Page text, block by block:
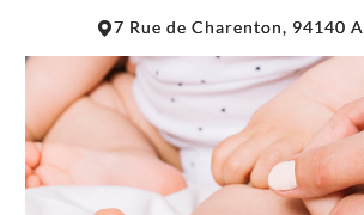
+
7 Rue de Charenton, 94140